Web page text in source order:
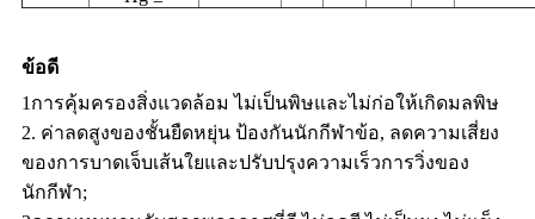
ข้อดี
1การคุ้มครองสิ่งแวดล้อม ไม่เป็นพิษและไม่ก่อให้เกิดมลพิษ
2. ค่าลดสูงของชั้นยืดหยุ่น ป้องกันนักกีฬาข้อ, ลดความเสี่ยง
ของการบาดเจ็บเส้นใยและปรับปรุงความเร็วการวิ่งของ
นักกีฬา;